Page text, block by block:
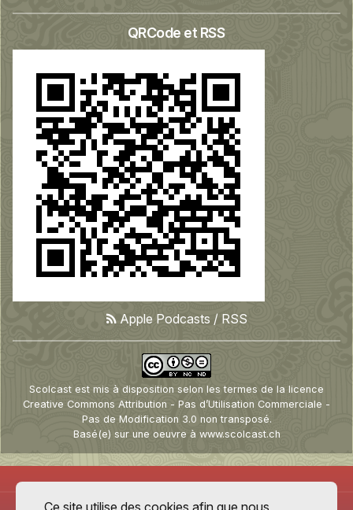
QRCode et RSS
Apple Podcasts / RSS
Scolcast est mis à disposition selon les termes de la licence
Creative Commons Attribution - Pas d’Utilisation Commerciale -
Pas de Modification 3.0 non transposé.
Basé(e) sur une oeuvre à www.scolcast.ch